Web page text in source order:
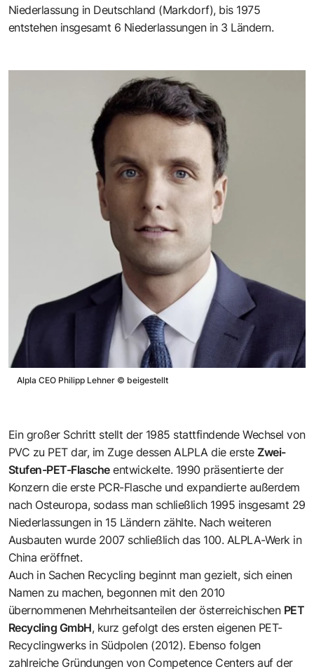
Niederlassung in Deutschland (Markdorf), bis 1975
entstehen insgesamt 6 Niederlassungen in 3 Ländern.
Alpla CEO Philipp Lehner © beigestellt
Ein großer Schritt stellt der 1985 stattfindende Wechsel von
PVC zu PET dar, im Zuge dessen ALPLA die ersteZwei-
Stufen-PET-Flasche entwickelte. 1990 präsentierte der
Konzern die erste PCR-Flasche und expandierte außerdem
nach Osteuropa, sodass man schließlich 1995 insgesamt 29
Niederlassungen in 15 Ländern zählte. Nach weiteren
Ausbauten wurde 2007 schließlich das 100. ALPLA-Werk in
China eröffnet.
Auch in Sachen Recycling beginnt man gezielt, sich einen
Namen zu machen, begonnen mit den 2010
übernommenen Mehrheitsanteilen der österreichischen PET
Recycling GmbH, kurz gefolgt des ersten eigenen PET-
Recyclingwerks in Südpolen (2012). Ebenso folgen
zahlreiche Gründungen von Competence Centers auf der